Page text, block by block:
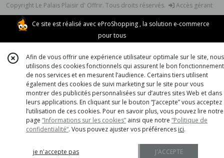
Copyright Le Palais Plaisir d' Offrir. Tous droits réservés. Accès gérant
Ce site est réalisé avec eProShopping , la solution e-commerce
pour tous
Afin de vous offrir une expérience utilisateur optimale sur le site, nous
utilisons des cookies fonctionnels qui assurent le bon fonctionnement
de nos services et en mesurent l’audience. Certains tiers utilisent
également des cookies de suivi marketing sur le site pour vous
montrer des publicités personnalisées sur d’autres sites Web et dans
leurs applications. En cliquant sur le bouton “J’accepte” vous acceptez
l’utilisation de ces cookies. Pour en savoir plus, vous pouvez lire notre
page “Informations sur les cookies” ainsi que notre “Politique de
confidentialité“. Vous pouvez ajuster vos préférences ici.
je n'accepte pas J'ACCEPTE